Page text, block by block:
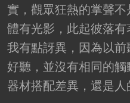
實，觀眾狂熱的掌聲
體有光影，此起彼落
我有點訝異，因為以
好聽，並沒有相同的
器材搭配差異，還是